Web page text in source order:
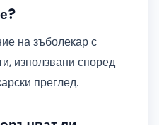
на зъболекар с
използвани според
преглед.